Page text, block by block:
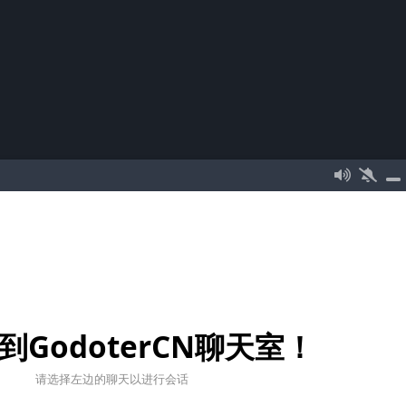
GodoterCN聊天室！
请选择左边的聊天以进行会话